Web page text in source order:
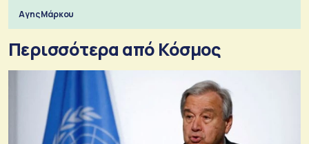
Αγης Μάρκου
Περισσότερα από Κόσμος